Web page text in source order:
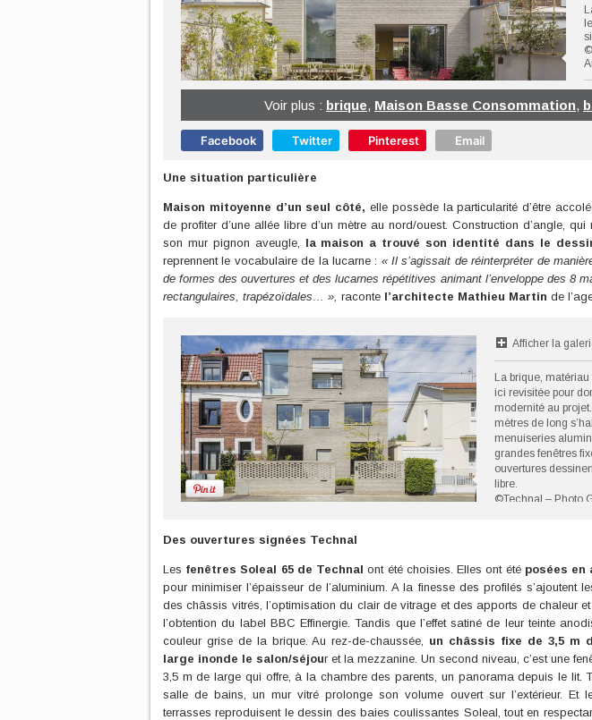
Voir plus : brique, Maison Basse Consommation,
Facebook Twitter Pinterest Email
Une situation particulière
Maison mitoyenne d’un seul côté, elle possède la particularité d’être
de profiter d’une allée libre d’un mètre au nord/ouest. Construction d’angle,
son mur pignon aveugle, la maison a trouvé son identité dans le
reprennent le vocabulaire de la lucarne : « Il s’agissait de réinterpréter de
de formes des ouvertures et des lucarnes répétitives animant l’enveloppe des 8
rectangulaires, trapézoïdales… », raconte l’architecte Mathieu Martin de
Afficher la
La brique,
ici revisitée pour
modernité au
mètres de long
menuiseries
grandes fenêtres
ouvertures
libre.
©Technal – Photo
Des ouvertures signées Technal
Les fenêtres Soleal 65 de Technal ont été choisies. Elles ont été posées en
pour minimiser l’épaisseur de l’aluminium. A la finesse des profilés s’ajoutent
des châssis vitrés, l’optimisation du clair de vitrage et des apports de chaleur
l’obtention du label BBC Effinergie. Tandis que l’effet satiné de leur teinte
couleur grise de la brique. Au rez-de-chaussée, un châssis fixe de 3,5 m
large inonde le salon/séjour et la mezzanine. Un second niveau, c’est une
3,5 m de large qui offre, à la chambre des parents, un panorama depuis le lit.
salle de bains, un mur vitré prolonge son volume ouvert sur l’extérieur. Et
terrasses reproduisent le dessin des baies coulissantes Soleal, tout en